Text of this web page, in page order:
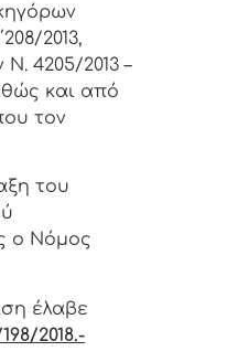
2013,
4205/2013 –
και από
τον
τoυ
o Νόμoς
έλαβε
198/2018.-